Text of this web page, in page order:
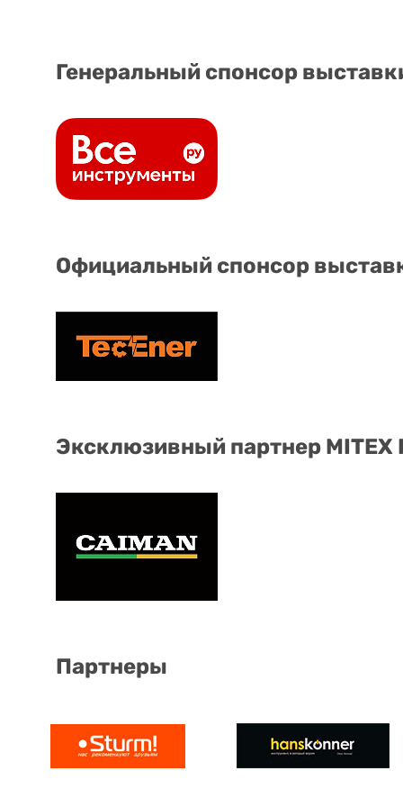
Генеральный спонсор
Официальный спонсор
Эксклюзивный партнер
Партнеры